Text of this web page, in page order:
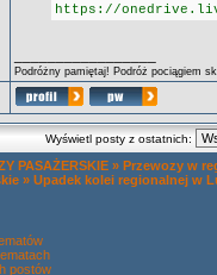
https://
Podróżny pamiętaj! Podróż pociągiem
Wyświetl posty z ostatnich:
PASAŻERSKIE » Przewozy w
» Upadek kolei regionalnej w
postów